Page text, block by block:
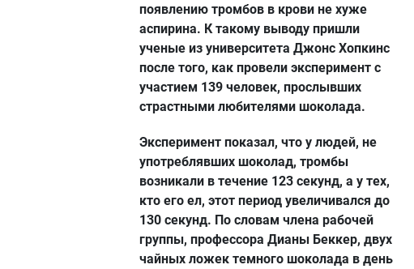
появлению тромбов в крови не хуже
аспирина. К такому выводу пришли
ученые из университета Джонс Хопкинс
после того, как провели эксперимент с
участием 139 человек, прослывших
страстными любителями шоколада.
Эксперимент показал, что у людей, не
употреблявших шоколад, тромбы
возникали в течение 123 секунд, а у тех,
кто его ел, этот период увеличивался до
130 секунд. По словам члена рабочей
группы, профессора Дианы Беккер, двух
чайных ложек темного шоколада в день